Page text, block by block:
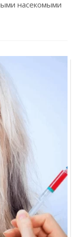
насекомыми